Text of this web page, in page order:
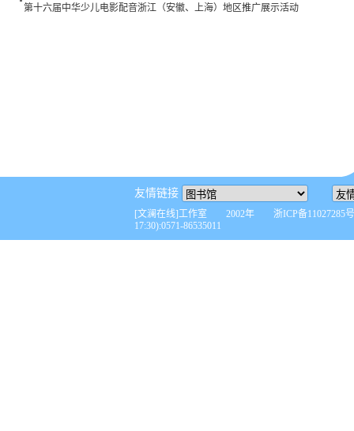
第十六届中华少儿电影配音浙江（安徽、上海）地区推广展示活动
友情链接
[文澜在线]工作室 2002年 浙ICP备11027285
17:30):0571-86535011